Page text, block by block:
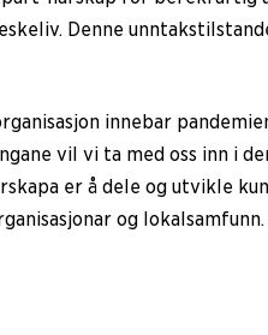
Denne
innebar
vil vi ta med oss inn i
er å dele og utvikle
og